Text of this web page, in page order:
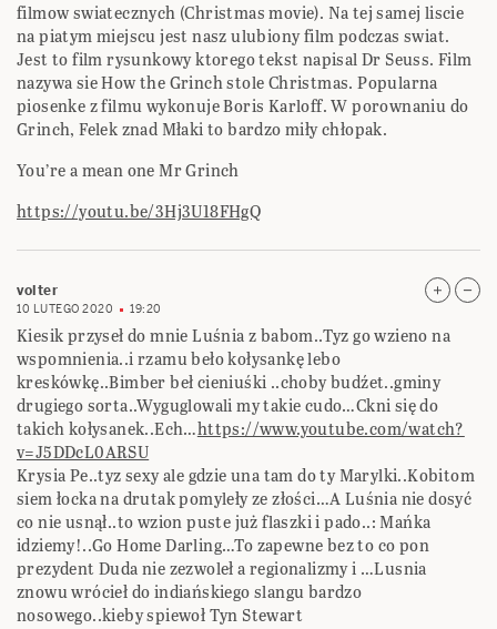
filmow swiatecznych (Christmas movie). Na tej samej liscie
na piatym miejscu jest nasz ulubiony film podczas swiat.
Jest to film rysunkowy ktorego tekst napisal Dr Seuss. Film
nazywa sie How the Grinch stole Christmas. Popularna
piosenke z filmu wykonuje Boris Karloff. W porownaniu do
Grinch, Felek znad Młaki to bardzo miły chłopak.
You’re a mean one Mr Grinch
https://youtu.be/3Hj3U18FHgQ
volter
10 LUTEGO 2020 19:20
Kiesik przyseł do mnie Luśnia z babom..Tyz go wzieno na
wspomnienia..i rzamu beło kołysankę lebo
kreskówkę..Bimber beł cieniuśki ..choby budźet..gminy
drugiego sorta..Wyguglowali my takie cudo…Ckni się do
takich kołysanek..Ech…https://www.youtube.com/watch?
v=J5DDcL0ARSU
Krysia Pe..tyz sexy ale gdzie una tam do ty Marylki..Kobitom
siem łocka na drutak pomyleły ze złości…A Luśnia nie dosyć
co nie usnął..to wzion puste już flaszki i pado..: Mańka
idziemy!..Go Home Darling…To zapewne bez to co pon
prezydent Duda nie zezwoleł a regionalizmy i …Lusnia
znowu wrócieł do indiańskiego slangu bardzo
nosowego..kieby spiewoł Tyn Stewart